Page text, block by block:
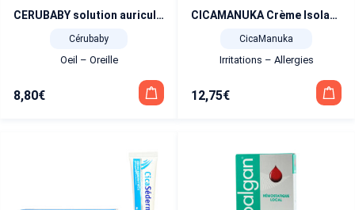
CERUBABY solution auriculaire 15 ml
Cérubaby
Oeil – Oreille
8,80€
CICAMANUKA Crème Isolante Protectrice au Miel de Manuka IAA10+ Bio 75 ml
CicaManuka
Irritations – Allergies
12,75€